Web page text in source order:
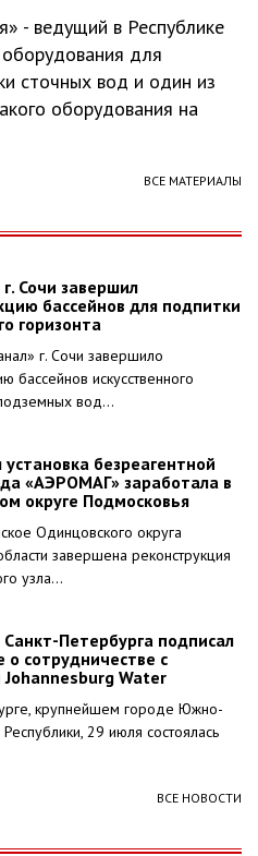
- ведущий в Республике
для
сточных вод и один из
оборудования на
ВСЕ МАТЕРИАЛЫ
Сочи завершил
бассейнов для подпитки
горизонта
г. Сочи завершило
бассейнов искусственного
вод...
безреагентной
«АЭРОМАГ» заработала в
округе Подмосковья
Одинцовского округа
завершена реконструкция
узла...
Петербурга подписал
о сотрудничестве с
Water
крупнейшем городе Южно-
29 июля состоялась
ВСЕ НОВОСТИ